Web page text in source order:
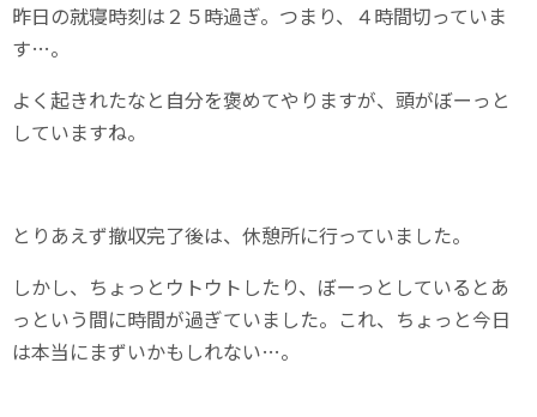
昨日の就寝時刻は２５時過ぎ。つまり、４時間切っていま
す…。
よく起きれたなと自分を褒めてやりますが、頭がぼーっと
していますね。
とりあえず撤収完了後は、休憩所に行っていました。
しかし、ちょっとウトウトしたり、ぼーっとしているとあ
っという間に時間が過ぎていました。これ、ちょっと今日
は本当にまずいかもしれない…。